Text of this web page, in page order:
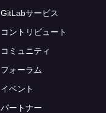
GitLabサービス
コントリビュート
コミュニティ
フォーラム
イベント
パートナー